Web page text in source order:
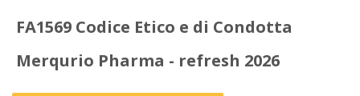
FA1569 Codice Etico e di Condotta
Merqurio Pharma - refresh 2026